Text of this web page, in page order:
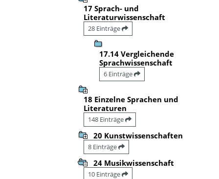
17 Sprach- und
Literaturwissenschaft
28 Einträge
17.14 Vergleichende
Sprachwissenschaft
6 Einträge
18 Einzelne Sprachen und
Literaturen
148 Einträge
20 Kunstwissenschaften
8 Einträge
24 Musikwissenschaft
10 Einträge